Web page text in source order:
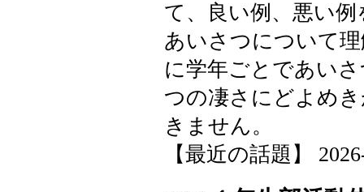
て、良い例、悪い
あいさつについて
に学年ごとであい
つの凄さにどよめ
きません。
【最近の話題】